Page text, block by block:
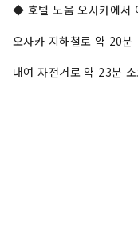
◆ 호텔 노움 오사카에서
오사카 지하철로 약 20분
대여 자전거로 약 23분 소